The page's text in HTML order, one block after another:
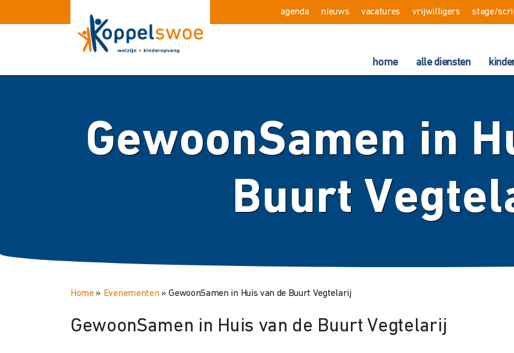
agenda nieuws vacatures vrijwilligers stage/
home alle diensten
GewoonSamen in
Buurt
Home» Evenementen»GewoonSamen in Huis van de Buurt Vegtelarij
GewoonSamen in Huis van de Buurt Vegtelarij